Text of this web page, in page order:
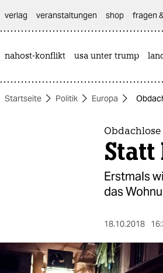
themen
berlin
verlag
veranstaltungen shop fragen
nahost-konflikt usa unter trump
Startseite Politik Europa
Erstmals
das
18.10.2018